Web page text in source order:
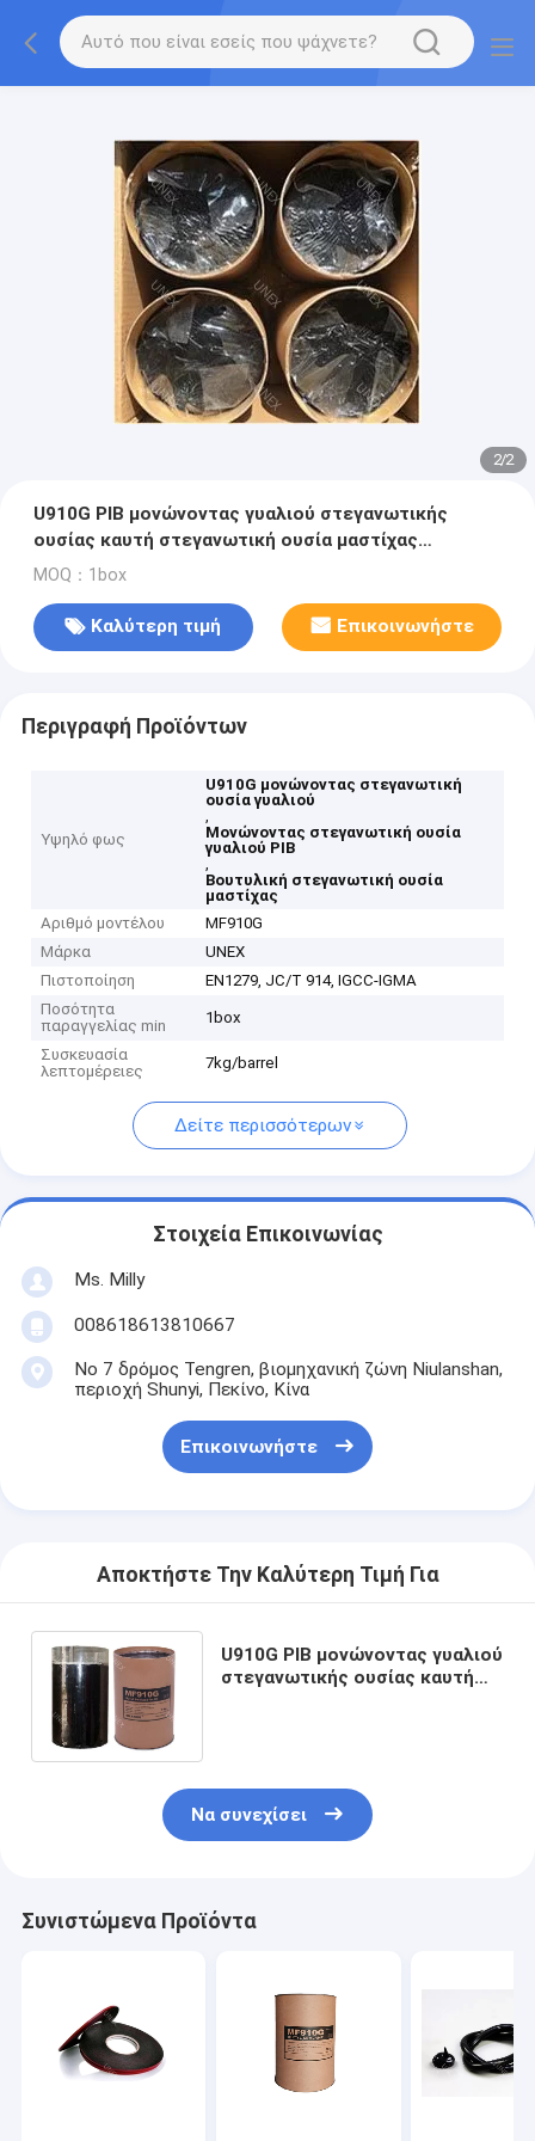
2/2
U910G PIB μονώνοντας γυαλιού στεγανωτικής
ουσίας καυτή στεγανωτική ουσία μαστίχας
λειωμένων μετάλλων βουτυλική
MOQ：1box
Καλύτερη τιμή Επικοινωνήστε
Περιγραφή Προϊόντων
Υψηλό φως
U910G μονώνοντας στεγανωτική
ουσία γυαλιού
,
Μονώνοντας στεγανωτική ουσία
γυαλιού PIB
,
Βουτυλική στεγανωτική ουσία
μαστίχας
Αριθμό μοντέλου
MF910G
Μάρκα
UNEX
Πιστοποίηση
EN1279, JC/T 914, IGCC-IGMA
Ποσότητα
παραγγελίας min
1box
Συσκευασία
λεπτομέρειες
7kg/barrel
Δείτε περισσότερων
Στοιχεία Επικοινωνίας
Ms. Milly
008618613810667
Νο 7 δρόμος Tengren, βιομηχανική ζώνη Niulanshan,
περιοχή Shunyi, Πεκίνο, Κίνα
Επικοινωνήστε
Αποκτήστε Την Καλύτερη Τιμή Για
U910G PIB μονώνοντας γυαλιού
στεγανωτικής ουσίας καυτή
Να συνεχίσει
Συνιστώμενα Προϊόντα